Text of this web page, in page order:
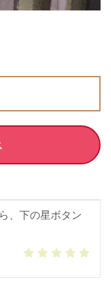
、下の星ボタン